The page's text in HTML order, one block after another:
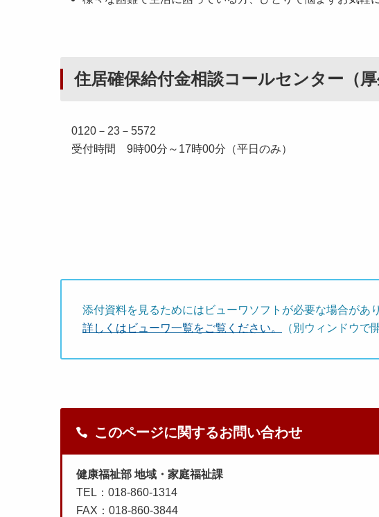
住居確保給付金相談コールセンター（厚
0120－23－5572
受付時間 9時00分～17時00分（平日のみ）
添付資料を見るためにはビューワソフトが必要な場合があり
詳しくはビューワ一覧をご覧ください。
（別ウィンドウで
このページに関するお問い合わせ
健康福祉部 地域・家庭福祉課
TEL：018-860-1314
FAX：018-860-3844